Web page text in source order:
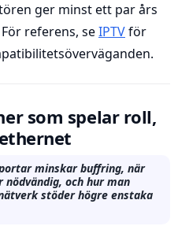
ger minst ett par års
referens, seIPTVför
som spelar roll,
minskar buffring, när
och hur man
stöder högre enstaka